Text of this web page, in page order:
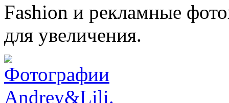
Fashion и рекламные
для увеличения.